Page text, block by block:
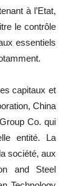
à l’Etat,
le contrôle
essentiels
capitaux et
China
Co. qui
entité. La
société, aux
and Steel